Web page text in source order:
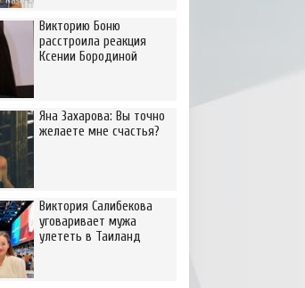
Викторию Боню
расстроила реакция
Ксении Бородиной
Яна Захарова: Вы точно
желаете мне счастья?
Виктория Салибекова
уговаривает мужа
улететь в Таиланд